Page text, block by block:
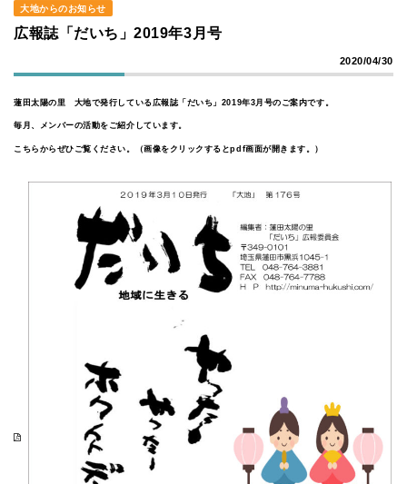
大地からのお知らせ
広報誌「だいち」2019年3月号
2020/04/30
蓮田太陽の里 大地で発行している広報誌「だいち」2019年3月号のご案内です。
毎月、メンバーの活動をご紹介しています。
こちらからぜひご覧ください。（画像をクリックするとpdf画面が開きます。）